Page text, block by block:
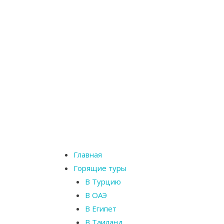
Главная
Горящие туры
В Турцию
В ОАЭ
В Египет
В Таиланд